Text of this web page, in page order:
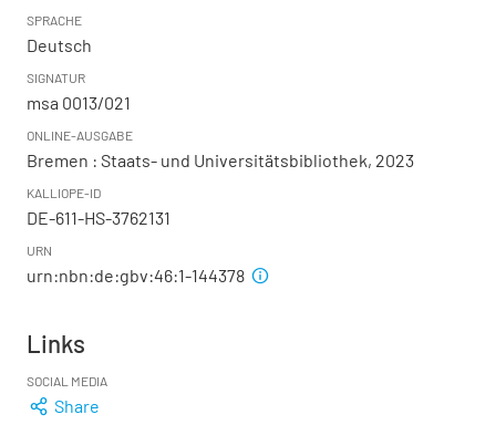
SPRACHE
Deutsch
SIGNATUR
msa 0013/021
ONLINE-AUSGABE
Bremen : Staats- und Universitätsbibliothek, 2023
KALLIOPE-ID
DE-611-HS-3762131
URN
urn:nbn:de:gbv:46:1-144378
Links
SOCIAL MEDIA
Share